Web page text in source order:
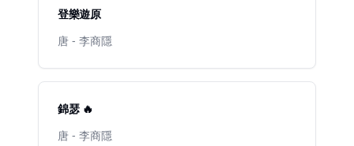
登樂遊原
唐 - 李商隱
錦瑟 🔥
唐 - 李商隱